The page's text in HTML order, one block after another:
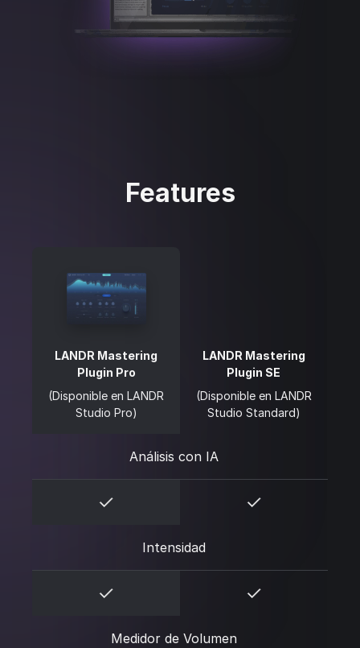
Features
LANDR Mastering
Plugin Pro
(Disponible en LANDR
Studio Pro)
LANDR Mastering
Plugin SE
(Disponible en LANDR
Studio Standard)
Análisis con IA
Intensidad
Medidor de Volumen